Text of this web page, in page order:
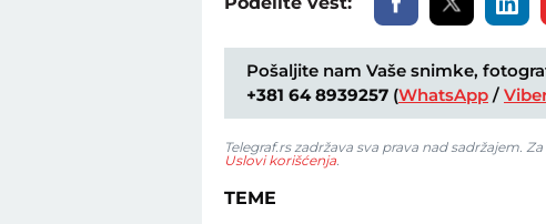
Pošaljite nam Vaše snimke,
+381 64 8939257 (WhatsApp /
Telegraf.rs zadržava sva prava nad sadržajem.
Uslovi korišćenja
TEME